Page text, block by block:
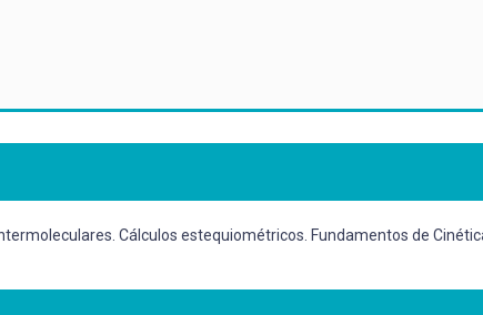
Cálculos estequiométricos. Fundamentos de